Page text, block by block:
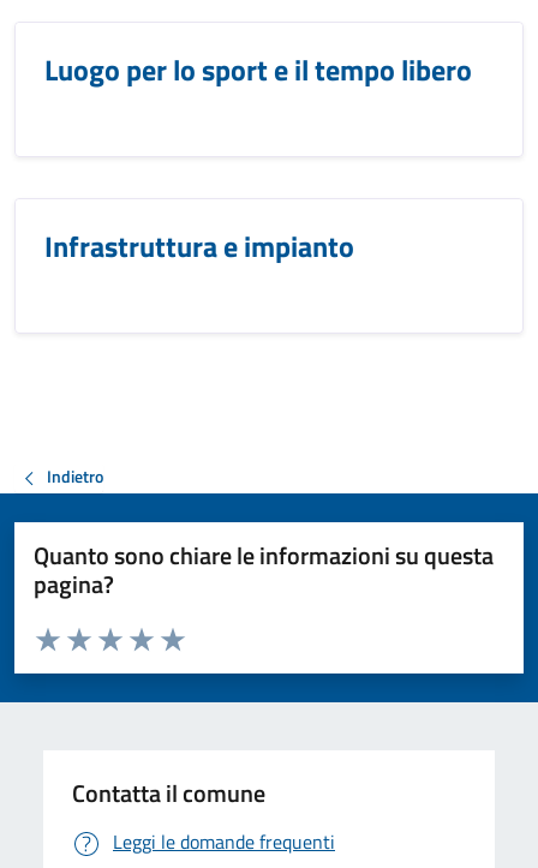
Luogo per lo sport e il tempo libero
Infrastruttura e impianto
Indietro
Quanto sono chiare le informazioni su questa
pagina?
Valuta da 1 a 5 stelle la pagina
Valuta 5 stelle su 5
Valuta 4 stelle su 5
Valuta 3 stelle su 5
Valuta 2 stelle su 5
Valuta 1 stelle su 5
Contatta il comune
Leggi le domande frequenti